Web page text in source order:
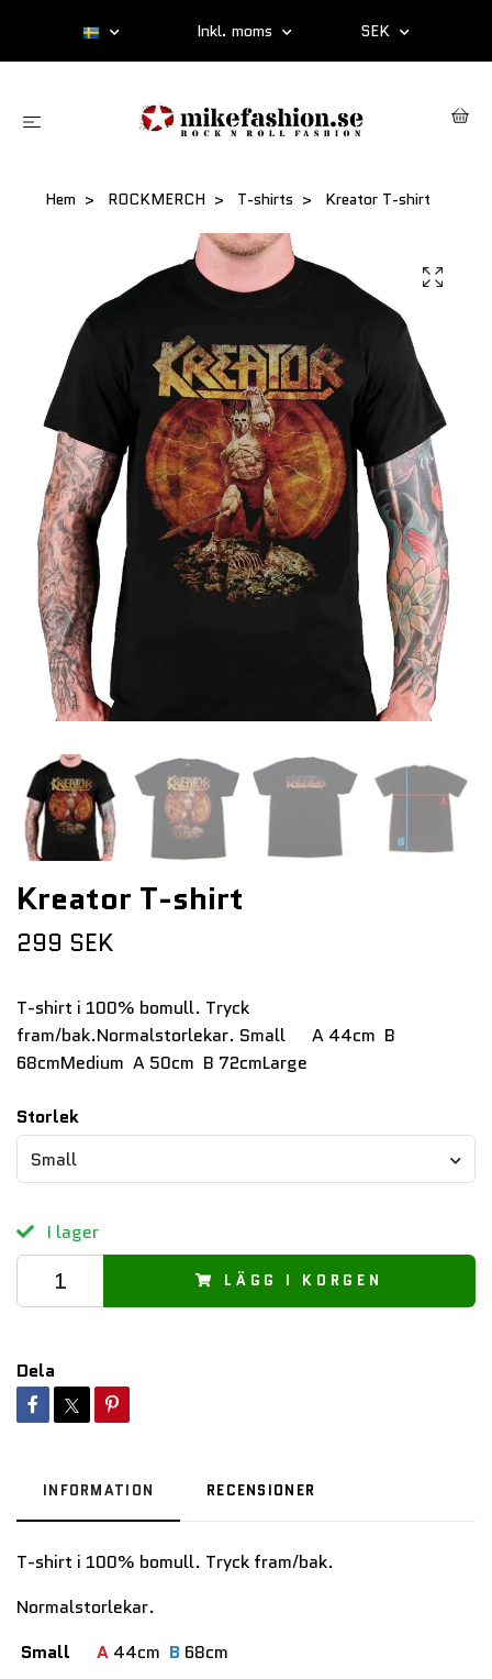
Inkl. moms SEK
Hem ROCKMERCH T-shirts Kreator T-shirt
Kreator T-shirt
299 SEK
T-shirt i 100% bomull. Tryck
fram/bak.Normalstorlekar. Small A 44cm B
68cmMedium A 50cm B 72cmLarge
Storlek
Small
I lager
LÄGG I KORGEN
Dela
INFORMATION RECENSIONER
T-shirt i 100% bomull. Tryck fram/bak.
Normalstorlekar.
Small
A 44cm B 68cm